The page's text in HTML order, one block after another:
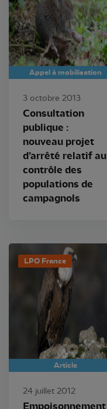
Appel à mobilisation
3 octobre 2013
Consultation
publique :
nouveau projet
d’arrêté relatif au
contrôle des
populations de
campagnols
LPO France
Article
24 juillet 2012
Empoisonnement